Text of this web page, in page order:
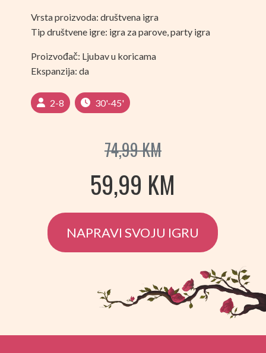
Vrsta proizvoda: društvena igra
Tip društvene igre: igra za parove, party igra
Proizvođač: Ljubav u koricama
Ekspanzija: da
2-8 30'-45'
74,99KM
59,99 KM
NAPRAVI SVOJU IGRU